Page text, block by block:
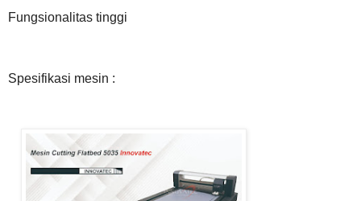
Fungsionalitas tinggi
Spesifikasi mesin :